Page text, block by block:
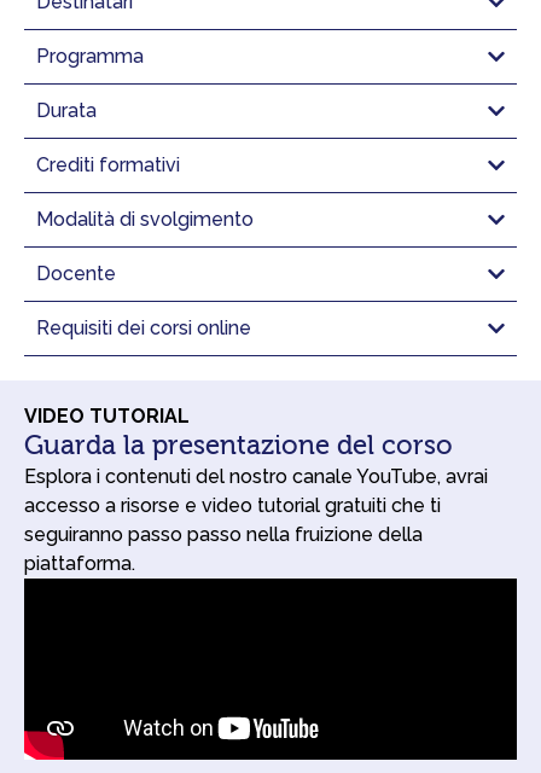
Programma
Durata
Crediti formativi
Modalità di svolgimento
Docente
Requisiti dei corsi online
VIDEO TUTORIAL
Guarda la presentazione del corso
Esplora i contenuti del nostro canale YouTube, avrai
accesso a risorse e video tutorial gratuiti che ti
seguiranno passo passo nella fruizione della
piattaforma.